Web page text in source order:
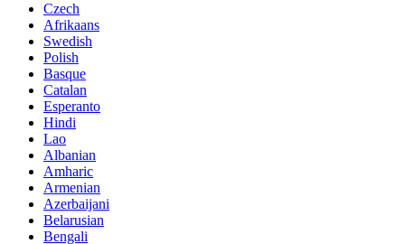
Czech
Afrikaans
Swedish
Polish
Basque
Catalan
Esperanto
Hindi
Lao
Albanian
Amharic
Armenian
Azerbaijani
Belarusian
Bengali